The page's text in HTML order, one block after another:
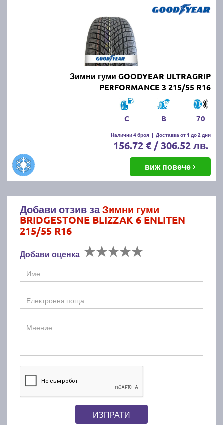
Зимни гуми GOODYEAR ULTRAGRIP
PERFORMANCE 3 215/55 R16
C B 70
Налични 4 броя | Доставка от 1 до 2 дни
156.72 € / 306.52 лв.
виж повече
Добави отзив заЗимни гуми
BRIDGESTONE BLIZZAK 6 ENLITEN
215/55 R16
Добави оценка
ИЗПРАТИ